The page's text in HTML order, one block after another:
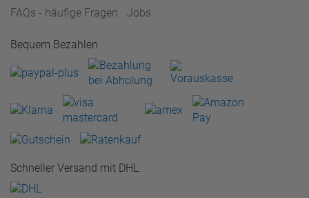
FAQs - häufige Fragen
Jobs
Bequem Bezahlen
Schneller Versand mit DHL